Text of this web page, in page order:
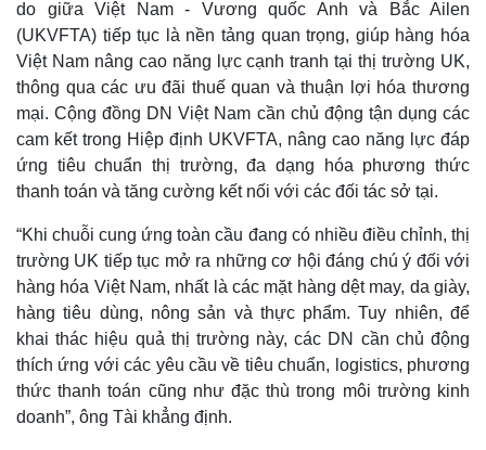
do giữa Việt Nam - Vương quốc Anh và Bắc Ailen
(UKVFTA) tiếp tục là nền tảng quan trọng, giúp hàng hóa
Việt Nam nâng cao năng lực cạnh tranh tại thị trường UK,
thông qua các ưu đãi thuế quan và thuận lợi hóa thương
mại. Cộng đồng DN Việt Nam cần chủ động tận dụng các
cam kết trong Hiệp định UKVFTA, nâng cao năng lực đáp
ứng tiêu chuẩn thị trường, đa dạng hóa phương thức
thanh toán và tăng cường kết nối với các đối tác sở tại.
“Khi chuỗi cung ứng toàn cầu đang có nhiều điều chỉnh, thị
trường UK tiếp tục mở ra những cơ hội đáng chú ý đối với
hàng hóa Việt Nam, nhất là các mặt hàng dệt may, da giày,
hàng tiêu dùng, nông sản và thực phẩm. Tuy nhiên, để
khai thác hiệu quả thị trường này, các DN cần chủ động
thích ứng với các yêu cầu về tiêu chuẩn, logistics, phương
thức thanh toán cũng như đặc thù trong môi trường kinh
doanh”, ông Tài khẳng định.